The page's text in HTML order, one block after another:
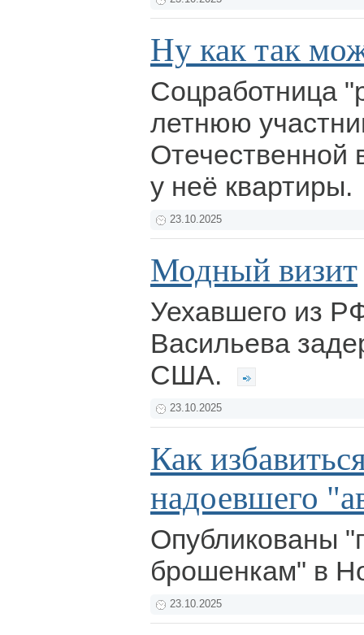
Ну как так
Соцработница
летнюю
Отечественной
у неё квартиры.
23.10.2025
Модный визит
Уехавшего из
Васильева
США.
23.10.2025
Как
надоевшего
Опубликованы
брошенкам" в
23.10.2025